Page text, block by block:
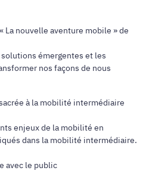
La nouvelle aventure mobile » de
émergentes et les
nos façons de nous
à la mobilité intermédiaire
enjeux de la mobilité en
dans la mobilité intermédiaire.
avec le public